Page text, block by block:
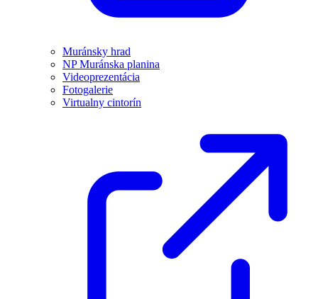
Muránsky hrad
NP Muránska planina
Videoprezentácia
Fotogalerie
Virtualny cintorín